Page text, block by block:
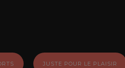
JUSTE POUR LE PLAISIR